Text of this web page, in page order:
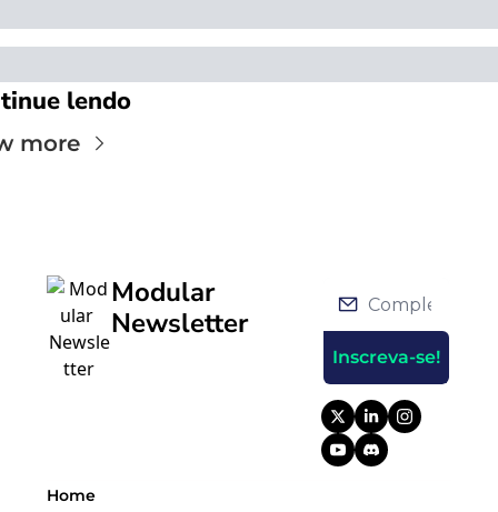
lendo
more
Modular
Newsletter
Inscreva-se!
Home